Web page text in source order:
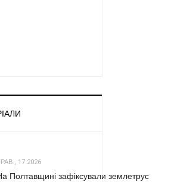
17 2026
Полтавщині зафіксували землетрус